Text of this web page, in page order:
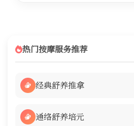
热门按摩服务推荐
经典舒养推拿
通络舒养培元